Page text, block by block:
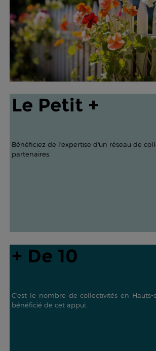
Le Petit +
Bénéficiez de l'expertise d'un réseau de
partenaires.
+ De 10
C'est le nombre de collectivités en
bénéficié de cet appui.